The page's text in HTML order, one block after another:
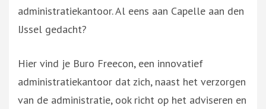
administratiekantoor. Al eens aan Capelle aan den
IJssel gedacht?
Hier vind je Buro Freecon, een innovatief
administratiekantoor dat zich, naast het verzorgen
van de administratie, ook richt op het adviseren en